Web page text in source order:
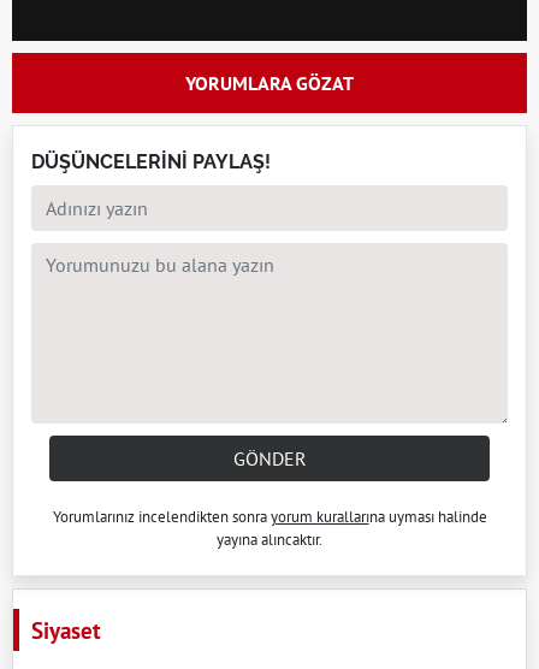
YORUMLARA GÖZAT
DÜŞÜNCELERİNİ PAYLAŞ!
GÖNDER
Yorumlarınız incelendikten sonrayorum kurallarına uyması halinde
yayına alıncaktır.
Siyaset